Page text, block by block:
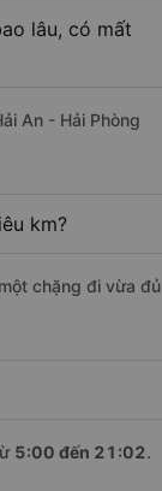
lâu, có mất
An - Hải Phòng
km?
chặng đi vừa đủ
5:00 đến 21:02.